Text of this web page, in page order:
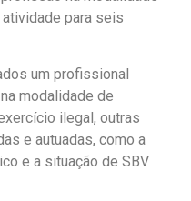
para seis
um profissional
modalidade de
ilegal, outras
e autuadas, como a
e a situação de SBV